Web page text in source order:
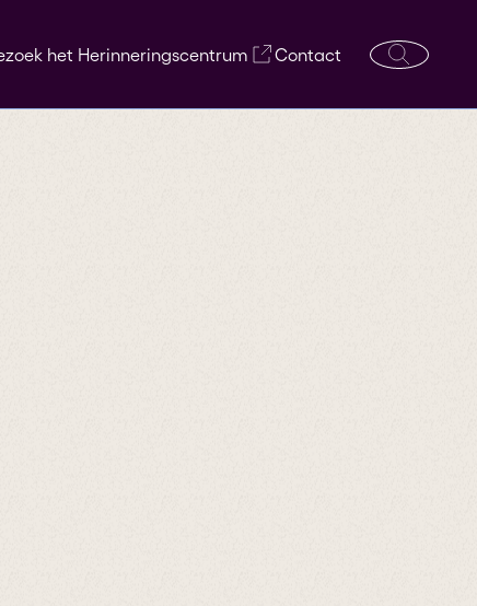
het Herinneringscentrum Contact
Open